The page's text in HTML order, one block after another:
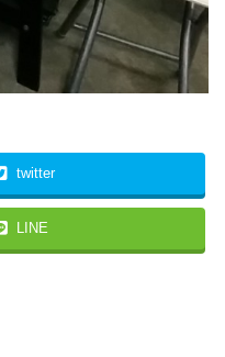
twitter
LINE